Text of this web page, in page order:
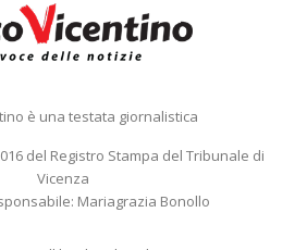
è una testata giornalistica
del Registro Stampa del Tribunale di
Vicenza
Mariagrazia Bonollo